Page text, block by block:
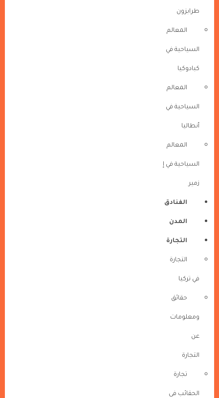
طرابزون
المعالم
السياحية في
كبادوكيا
المعالم
السياحية في
أنطاليا
المعالم
السياحية في إ
زمير
الفنادق
المدن
التجارة
التجارة
في تركيا
حقائق
ومعلومات
عن
التجارة
تجارة
الحقائب فى